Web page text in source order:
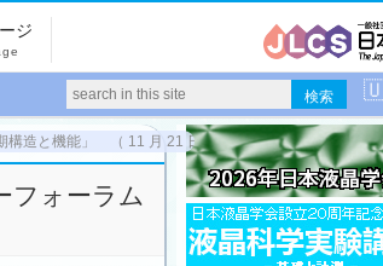
ジ
構造と機能」 （ 11 月 21 日～ 22 日）
フォーラム